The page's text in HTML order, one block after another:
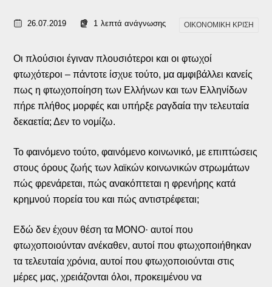
26.07.2019 1 λεπτά ανάγνωσης ΟΙΚΟΝΟΜΙΚΗ ΚΡΙΣΗ
Οι πλούσιοι έγιναν πλουσιότεροι και οι φτωχοί
φτωχότεροι – πάντοτε ίσχυε τούτο, μα αμφιβάλλει κανείς
πως η φτωχοποίηση των Ελλήνων και των Ελληνίδων
πήρε πλήθος μορφές και υπήρξε ραγδαία την τελευταία
δεκαετία; Δεν το νομίζω.
Το φαινόμενο τούτο, φαινόμενο κοινωνικό, με επιπτώσεις
στους όρους ζωής των λαϊκών κοινωνικών στρωμάτων
πώς φρενάρεται, πώς ανακόπτεται η φρενήρης κατά
κρημνού πορεία του και πώς αντιστρέφεται;
Εδώ δεν έχουν θέση τα ΜΟΝΟ· αυτοί που
φτωχοποιούνταν ανέκαθεν, αυτοί που φτωχοποιήθηκαν
τα τελευταία χρόνια, αυτοί που φτωχοποιούνται στις
μέρες μας, χρειάζονται όλοι, προκειμένου να